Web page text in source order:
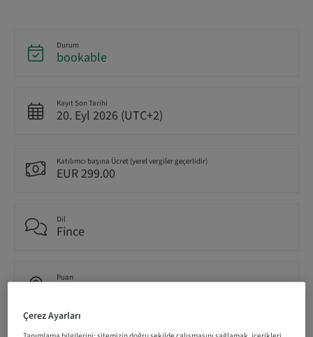
Durum
bookable
Kayıt Son Tarihi
20. Eyl 2026 (UTC+2)
Katılımcı başına Ücret (yerel vergiler geçerlidir)
EUR 299.00
Dil
Fince
Puan
Çerez Ayarları